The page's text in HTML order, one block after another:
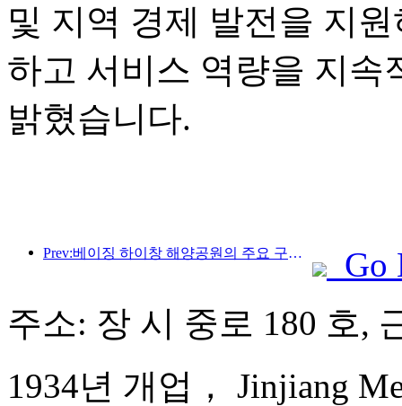
및 지역 경제 발전을 지
하고 서비스 역량을 지속
밝혔습니다.
Prev:베이징 하이창 해양공원의 주요 구조물은 연내 상량될 예정이며, 완공 및 개장은 2027년으로 예상됩니다.
Go
주소: 장 시 중로 180 호,
1934년 개업， Jinjiang